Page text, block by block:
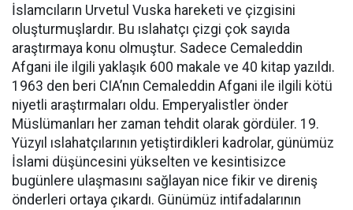
İslamcıların Urvetul Vuska hareketi ve çizgisini
oluşturmuşlardır. Bu ıslahatçı çizgi çok sayıda
araştırmaya konu olmuştur. Sadece Cemaleddin
Afgani ile ilgili yaklaşık 600 makale ve 40 kitap yazıldı.
1963 den beri CIA’nın Cemaleddin Afgani ile ilgili kötü
niyetli araştırmaları oldu. Emperyalistler önder
Müslümanları her zaman tehdit olarak gördüler. 19.
Yüzyıl ıslahatçılarının yetiştirdikleri kadrolar, günümüz
İslami düşüncesini yükselten ve kesintisizce
bugünlere ulaşmasını sağlayan nice fikir ve direniş
önderleri ortaya çıkardı. Günümüz intifadalarının